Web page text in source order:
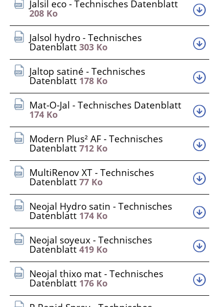
Jalsil eco - Technisches Datenblatt
208 Ko
Jalsol hydro - Technisches
Datenblatt 303 Ko
Jaltop satiné - Technisches
Datenblatt 178 Ko
Mat-O-Jal - Technisches Datenblatt
174 Ko
Modern Plus² AF - Technisches
Datenblatt 712 Ko
MultiRenov XT - Technisches
Datenblatt 77 Ko
Neojal Hydro satin - Technisches
Datenblatt 174 Ko
Neojal soyeux - Technisches
Datenblatt 419 Ko
Neojal thixo mat - Technisches
Datenblatt 176 Ko